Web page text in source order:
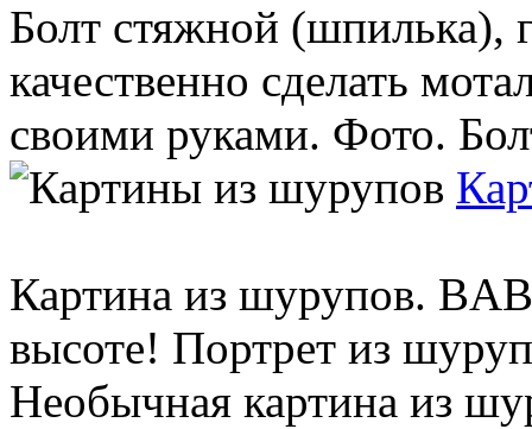
Болт стяжной (шпилька),
качественно сделать
своими руками. Фото.
Картина из шурупов.
высоте! Портрет из
Необычная картина из